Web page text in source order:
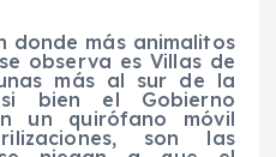
donde más animalitos
observa es Villas de
más al sur de la
si bien el Gobierno
un quirófano móvil
son las